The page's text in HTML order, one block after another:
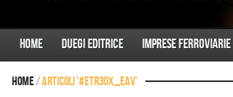
Home Duegi Editrice Imprese ferroviarie
Home/Articoli '#ETR30x_EAV'